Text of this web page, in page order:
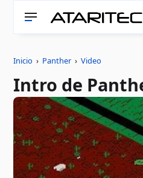
Inicio › Panther ›Video
Intro de